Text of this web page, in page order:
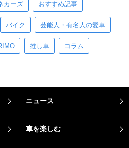
カーズ おすすめ記事
バイク 芸能人・有名人の愛車
推し車 コラム
ニュース
車を楽しむ